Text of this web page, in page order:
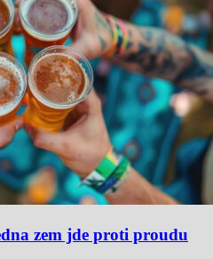
zem jde proti proudu